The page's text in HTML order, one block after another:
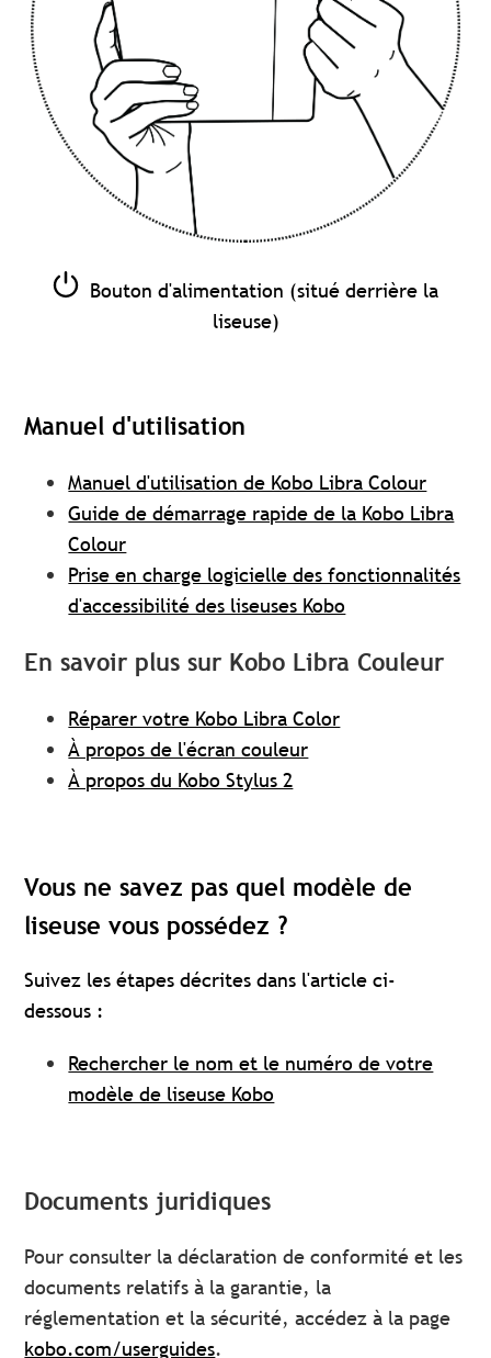
Bouton d'alimentation (situé derrière la
liseuse)
Manuel d'utilisation
Manuel d'utilisation de Kobo Libra Colour
Guide de démarrage rapide de la Kobo Libra
Colour
Prise en charge logicielle des fonctionnalités
d'accessibilité des liseuses Kobo
En savoir plus sur Kobo Libra Couleur
Réparer votre Kobo Libra Color
À propos de l'écran couleur
À propos du Kobo Stylus 2
Vous ne savez pas quel modèle de
liseuse vous possédez ?
Suivez les étapes décrites dans l'article ci-
dessous :
Rechercher le nom et le numéro de votre
modèle de liseuse Kobo
Documents juridiques
Pour consulter la déclaration de conformité et les
documents relatifs à la garantie, la
réglementation et la sécurité, accédez à la page
kobo.com/userguides.